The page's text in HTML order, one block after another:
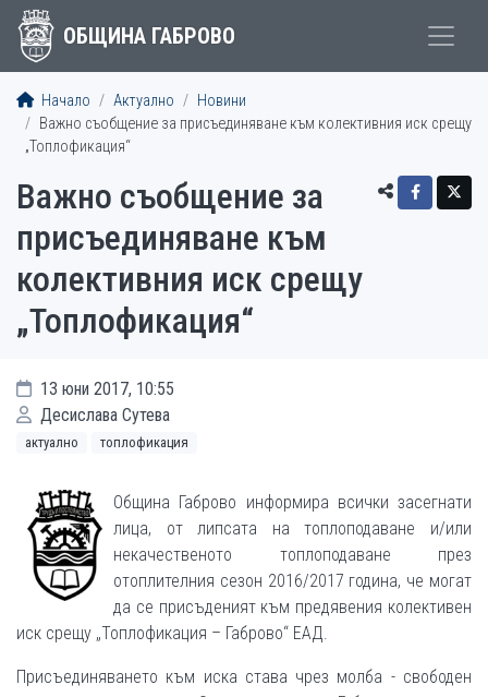
ОБЩИНА ГАБРОВО
Начало Актуално
Новини
Важно съобщение за присъединяване към колективния иск срещу
„Топлофикация“
Важно съобщение за
присъединяване към
колективния иск срещу
„Топлофикация“
13 юни 2017, 10:55
Десислава Сутева
актуално топлофикация
Община Габрово информира всички засегнати
лица, от липсата на топлоподаване и/или
некачественото топлоподаване през
отоплителния сезон 2016/2017 година, че могат
да се присъденият към предявения колективен
иск срещу „Топлофикация – Габрово“ ЕАД.
Присъединяването към иска става чрез молба - свободен